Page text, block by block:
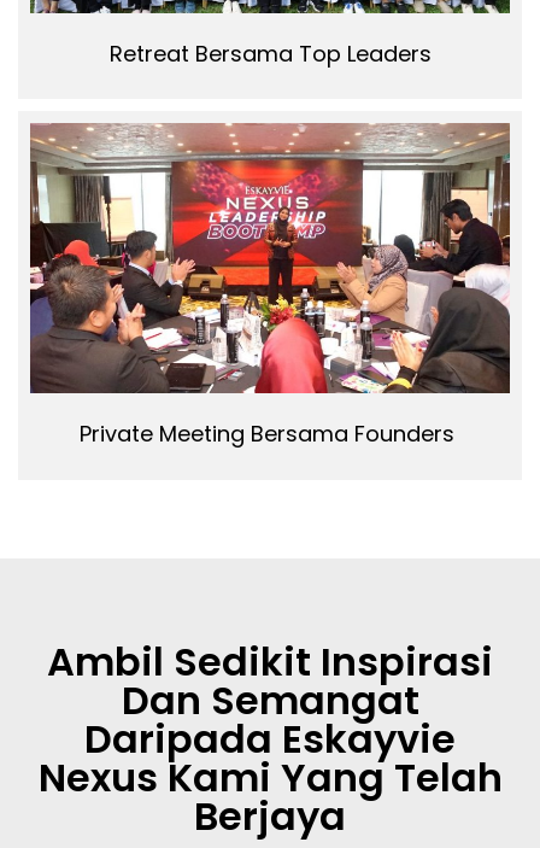
Retreat Bersama Top Leaders
Private Meeting Bersama Founders
Ambil Sedikit Inspirasi
Dan Semangat
Daripada Eskayvie
Nexus Kami Yang Telah
Berjaya